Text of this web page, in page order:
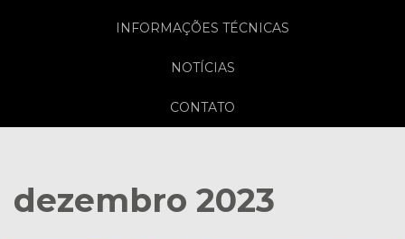
INFORMAÇÕES TÉCNICAS
NOTÍCIAS
CONTATO
dezembro 2023